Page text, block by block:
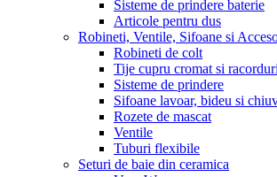
Sisteme de prindere baterie
Articole pentru dus
Robineti, Ventile, Sifoane si
Robineti de colt
Tije cupru cromat si racorduri
Sisteme de prindere
Sifoane lavoar, bideu si
Rozete de mascat
Ventile
Tuburi flexibile
Seturi de baie din ceramica